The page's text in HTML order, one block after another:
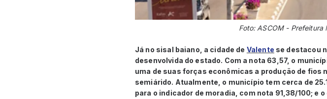
Foto: ASCOM - Prefeitura
Já no sisal baiano, a cidade de Valente se destacou
desenvolvida do estado. Com a nota 63,57, o
uma de suas forças econômicas a produção de
semiárido. Atualmente, o município tem cerca de
para o indicador de moradia, com nota 91,38/100; e